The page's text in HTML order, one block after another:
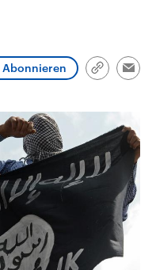
Abonnieren
Link